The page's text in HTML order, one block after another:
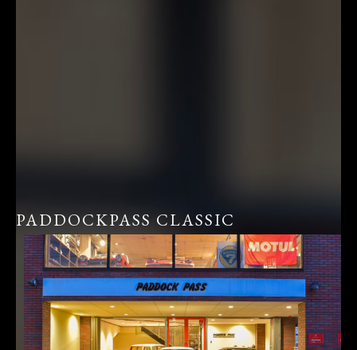
PADDOCKPASS CLASSIC